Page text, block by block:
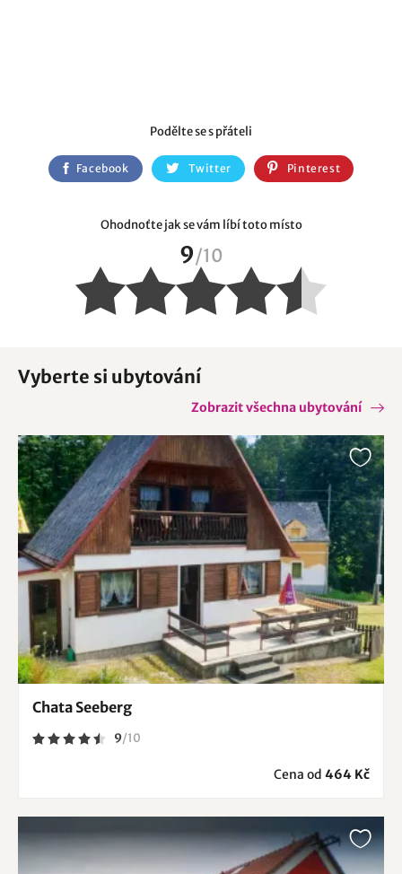
Ohodnoťte jak se vám líbí toto místo
9/10
Podělte se s přáteli
Facebook Twitter Pinterest
Vyberte si ubytování
Zobrazit všechna ubytování
Chata Seeberg
9/10
Cena od 464 Kč